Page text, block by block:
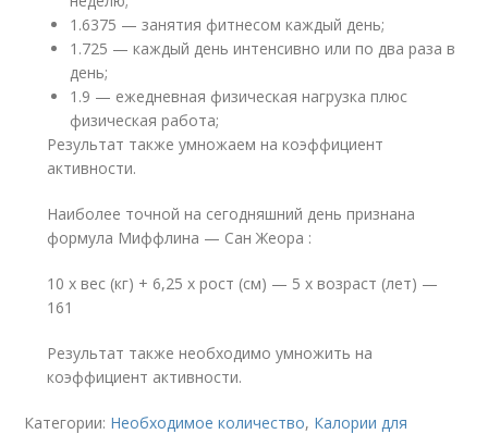
1.6375 — занятия фитнесом каждый день;
1.725 — каждый день интенсивно или по два раза в
день;
1.9 — ежедневная физическая нагрузка плюс
физическая работа;
Результат также умножаем на коэффициент
активности.
Наиболее точной на сегодняшний день признана
формула Миффлина — Сан Жеора :
10 х вес (кг) + 6,25 х рост (см) — 5 х возраст (лет) —
161
Результат также необходимо умножить на
коэффициент активности.
Категории: Необходимое количество, Калории для